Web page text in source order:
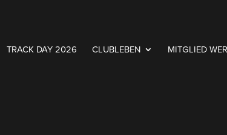
TRACK DAY 2026 CLUBLEBEN MITGLIED